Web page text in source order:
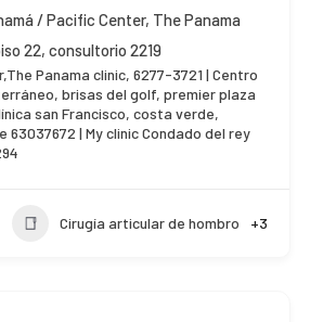
/ Pacific Center, The Panama
22, consultorio 2219
Panama clinic, 6277-3721 | Centro
brisas del golf, premier plaza
san Francisco, costa verde,
63037672 | My clinic Condado del rey
Cirugía articular de hombro +3